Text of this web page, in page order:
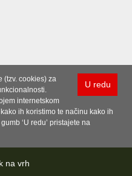
U redu
(tzv. cookies) za
internetskom
ih koristimo te načinu kako ih
‘U redu’ pristajete na
na vrh